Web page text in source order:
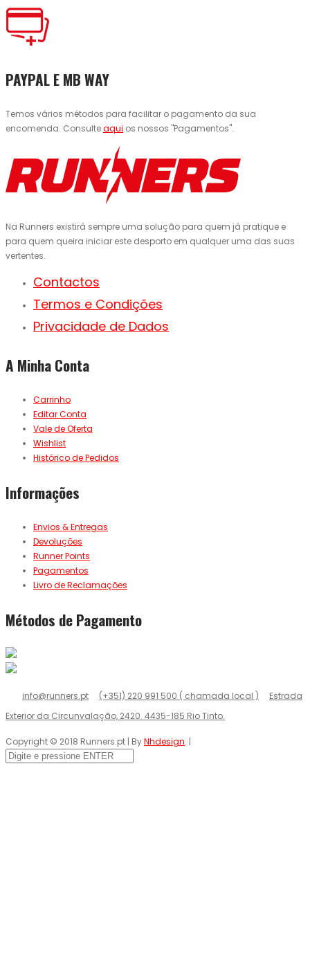
PAYPAL E MB WAY
Temos vários métodos para facilitar o pagamento da sua
encomenda. Consulteaqui os nossos "Pagamentos".
Na Runners existirá sempre uma solução para quem já pratique e
para quem queira iniciar este desporto em qualquer uma das suas
vertentes.
Contactos
Termos e Condições
Privacidade de Dados
A Minha Conta
Carrinho
Editar Conta
Vale de Oferta
Wishlist
Histórico de Pedidos
Informações
Envios & Entregas
Devoluções
Runner Points
Pagamentos
Livro de Reclamações
Métodos de Pagamento
info@runners.pt (+351) 220 991 500 ( chamada local )
Estrada
Exterior da Circunvalação, 2420. 4435-185 Rio Tinto.
Copyright © 2018 Runners.pt | ByNhdesign. |